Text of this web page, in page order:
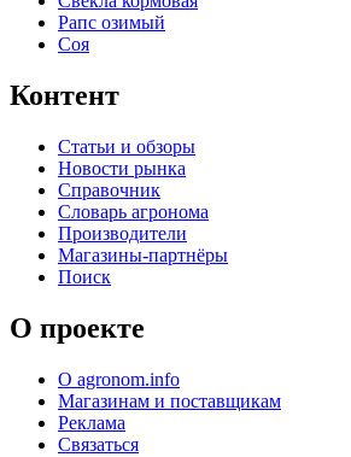
Рапс озимый
Соя
Контент
Статьи и обзоры
Новости рынка
Справочник
Словарь агронома
Производители
Магазины-партнёры
Поиск
О проекте
О agronom.info
Магазинам и поставщикам
Реклама
Связаться